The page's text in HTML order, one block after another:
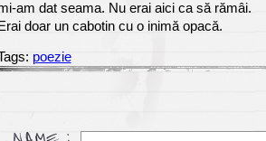
am dat seama. Nu erai aici ca să rămâi.
Erai doar un cabotin cu o inimă opacă.
poezie